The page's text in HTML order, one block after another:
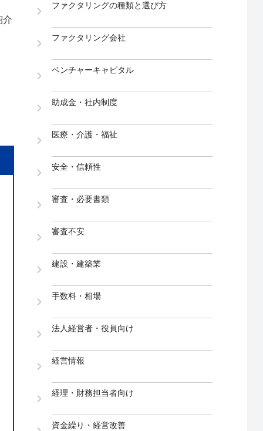
介
ファクタリングの種類と選び方
ファクタリング会社
ベンチャーキャピタル
助成金・社内制度
医療・介護・福祉
安全・信頼性
審査・必要書類
審査不安
建設・建築業
手数料・相場
法人経営者・役員向け
経営情報
経理・財務担当者向け
資金繰り・経営改善